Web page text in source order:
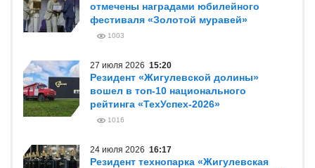
отмечены наградами юбилейного
фестиваля «Золотой муравей»
1003
27 июля 2026 15:20
Резидент «Жигулевской долины»
вошел в топ-10 национального
рейтинга «ТехУспех-2026»
1016
24 июля 2026 16:17
Резидент технопарка «Жигулевская